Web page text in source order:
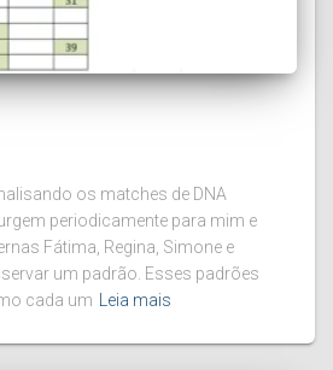
os matches de DNA
periodicamente para mim e
Fátima, Regina, Simone e
um padrão. Esses padrões
cada um
Leia mais